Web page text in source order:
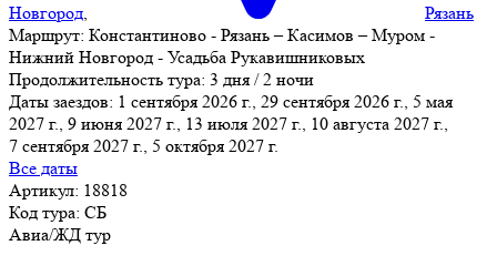
Новгород,
Рязань
Маршрут: Константиново - Рязань – Касимов – Муром -
Нижний Новгород - Усадьба Рукавишниковых
Продолжительность тура: 3 дня / 2 ночи
Даты заездов: 1 сентября 2026 г., 29 сентября 2026 г., 5 мая
2027 г., 9 июня 2027 г., 13 июля 2027 г., 10 августа 2027 г.,
7 сентября 2027 г., 5 октября 2027 г.
Все даты
Артикул: 18818
Код тура: СБ
Авиа/ЖД тур